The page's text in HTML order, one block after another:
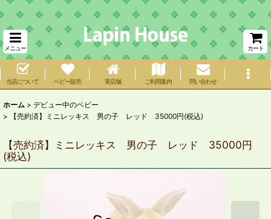
メニュー カート
当店について ベビー販売 実店舗 ご利用案内 問い合わせ
ホーム > デビュー中のベビー
>
【売約済】ミニレッキス 男の子 レッド 35000円(税込)
【売約済】ミニレッキス 男の子 レッド 35000円
(税込)